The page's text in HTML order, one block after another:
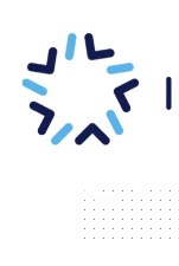
320 x 50